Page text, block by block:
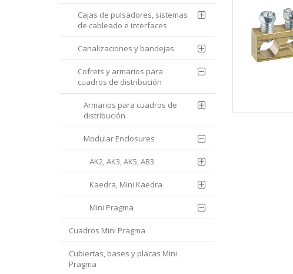
Cajas de pulsadores, sistemas
de cableado e interfaces
Canalizaciones y bandejas
Cofrets y armarios para
cuadros de distribución
Armarios para cuadros de
distribución
Modular Enclosures
AK2, AK3, AK5, AB3
Kaedra, Mini Kaedra
Mini Pragma
Cuadros Mini Pragma
Cubiertas, bases y placas Mini
Pragma